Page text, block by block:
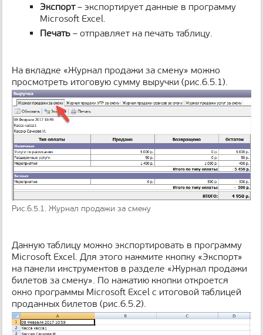
Экспорт– экспортирует данные в программу
Microsoft Excel.
Печать – отправляет на печать таблицу.
На вкладке «Журнал продажи за смену» можно
просмотреть итоговую сумму выручки (рис.6.5.1).
Рис.6.5.1. Журнал продажи за смену
Данную таблицу можно экспортировать в программу
Microsoft Excel. Для этого нажмите кнопку «Экспорт»
на панели инструментов в разделе «Журнал продажи
билетов за смену». По нажатию кнопки откроется
окно программы Microsoft Excel с итоговой таблицей
проданных билетов (рис.6.5.2).